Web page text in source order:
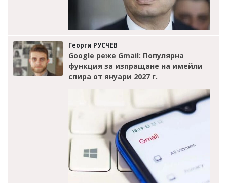
Георги РУСЧЕВ
Google реже Gmail: Популярна
функция за изпращане на имейли
спира от януари 2027 г.